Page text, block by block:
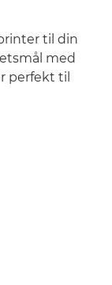
til din
med
perfekt til